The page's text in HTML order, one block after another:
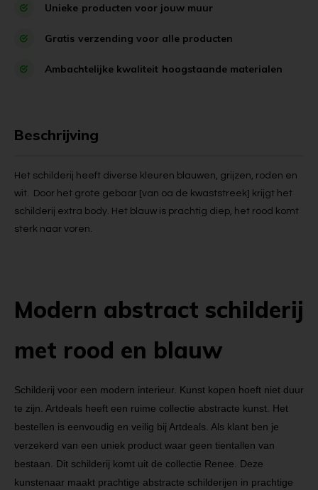
Unieke producten voor jouw muur
Gratis verzending voor alle producten
Ambachtelijke kwaliteit hoogstaande materialen
Beschrijving
Het schilderij heeft diverse kleuren blauwen, grijzen, roden en
wit. Door het grote gebaar [van oa de kwaststreek] krijgt het
schilderij extra body. Het blauw is prachtig diep, het rood komt
sterk naar voren.
Modern abstract schilderij
met rood en blauw
Schilderij voor een modern interieur. Kunst kopen hoeft niet duur
te zijn. Artdeals heeft een ruime collectie abstracte kunst. Het
bestellen is eenvoudig en veilig bij Artdeals. Als klant ben je
verzekerd van een uniek product waar geen tientallen van
bestaan. Dit schilderij komt uit de collectie Renee. Deze
kunstenaar maakt prachtige abstracte schilderijen in prachtige